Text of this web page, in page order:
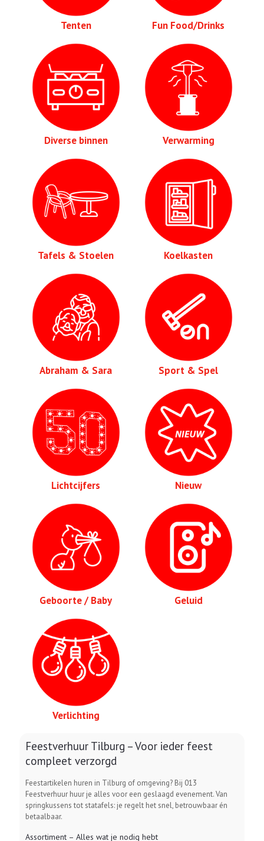
Tenten Fun Food/Drinks
Diverse binnen Verwarming
Tafels & Stoelen Koelkasten
Abraham & Sara Sport & Spel
Lichtcijfers Nieuw
Geboorte / Baby Geluid
Verlichting
Feestverhuur Tilburg – Voor ieder feest
compleet verzorgd
Feestartikelen huren in Tilburg of omgeving? Bij 013
Feestverhuur huur je alles voor een geslaagd evenement. Van
springkussens tot statafels: je regelt het snel, betrouwbaar én
betaalbaar.
Assortiment – Alles wat je nodig hebt